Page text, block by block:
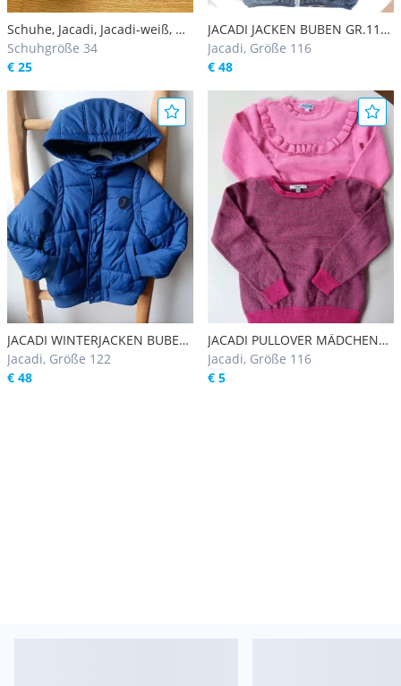
Schuhe, Jacadi, Jacadi-weiß, Gr.
34
Schuhgröße 34
€ 25
JACADI JACKEN BUBEN GR.116
JACADI
Jacadi, Größe 116
€ 48
JACADI WINTERJACKEN BUBEN
GR.122 JACADI
Jacadi, Größe 122
€ 48
JACADI PULLOVER MÄDCHEN
GR.116 JACADI
Jacadi, Größe 116
€ 5